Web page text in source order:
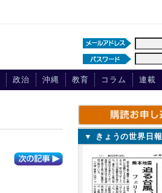
政治 沖縄 教育 コラム 連載
▼ きょうの世界日報